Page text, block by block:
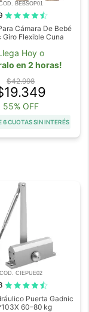
BEBSOP01
Cámara De Bebé
Giro Flexible Cuna
Hoy o
en 2 horas!
$42.998
55% OFF
6 CUOTAS SIN INTERÉS
COD. CIEPUE02
Puerta Gadnic
60–80 kg